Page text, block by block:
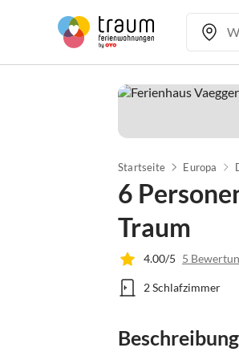
Startseite Europa
6
Traum
4.00/5 5
2 Schlafzimmer
Beschreibung